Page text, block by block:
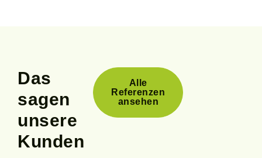
Das
sagen
unsere
Kunden
Alle
Referenzen
ansehen